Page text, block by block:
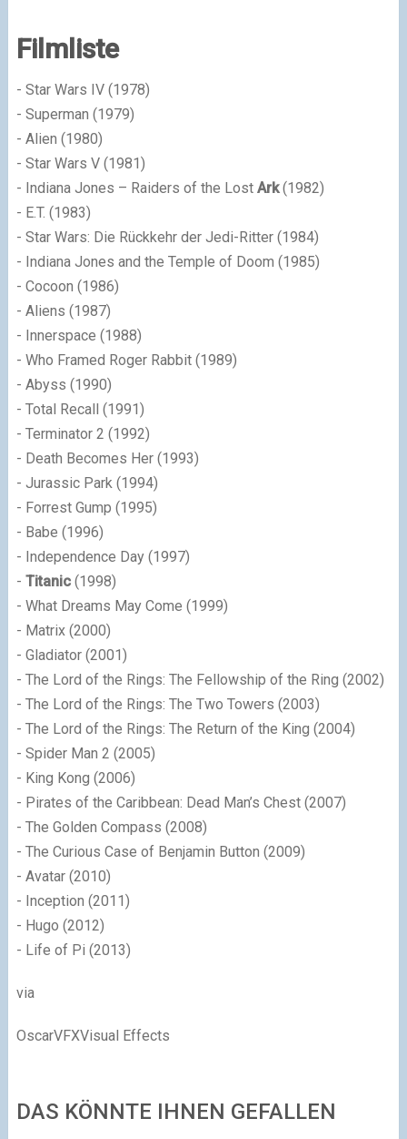
Filmliste
- Star Wars IV (1978)
- Superman (1979)
- Alien (1980)
- Star Wars V (1981)
- Indiana Jones – Raiders of the Lost Ark(1982)
- E.T. (1983)
- Star Wars: Die Rückkehr der Jedi-Ritter (1984)
- Indiana Jones and the Temple of Doom (1985)
- Cocoon (1986)
- Aliens (1987)
- Innerspace (1988)
- Who Framed Roger Rabbit (1989)
- Abyss (1990)
- Total Recall (1991)
- Terminator 2 (1992)
- Death Becomes Her (1993)
- Jurassic Park (1994)
- Forrest Gump (1995)
- Babe (1996)
- Independence Day (1997)
- Titanic(1998)
- What Dreams May Come (1999)
- Matrix (2000)
- Gladiator (2001)
- The Lord of the Rings: The Fellowship of the Ring (2002)
- The Lord of the Rings: The Two Towers (2003)
- The Lord of the Rings: The Return of the King (2004)
- Spider Man 2 (2005)
- King Kong (2006)
- Pirates of the Caribbean: Dead Man’s Chest (2007)
- The Golden Compass (2008)
- The Curious Case of Benjamin Button (2009)
- Avatar (2010)
- Inception (2011)
- Hugo (2012)
- Life of Pi (2013)
via
OscarVFXVisual Effects
DAS KÖNNTE IHNEN GEFALLEN